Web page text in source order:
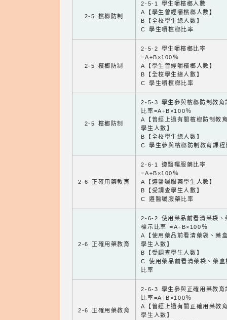
2-5 檳榔防制
2-5-1 學生嚼檳榔人數
A【學生曾經嚼檳榔人數】
B【全校學生總人數】
C 學生嚼檳榔比率
2-5 檳榔防制
2-5-2 學生嚼檳榔比率
=A÷B×100％
A【學生曾經嚼檳榔人數】
B【全校學生總人數】
C 學生嚼檳榔比率
2-5 檳榔防制
2-5-3 學生參與檳榔防制教育
比率=A÷B×100％
A【曾經上過有關檳榔防制教
學生人數】
B【全校學生總人數】
C 學生參與檳榔防制教育課程
2-6 正確用藥教育
2-6-1 遵醫囑服藥比率
=A÷B×100％
A【遵醫囑服藥學生人數】
B【受調查學生人數】
C 遵醫囑服藥比率
2-6 正確用藥教育
2-6-2 使用藥品前看清藥袋、
標示比率 =A÷B×100％
A【使用藥品前看清藥袋、藥
學生人數】
B【受調查學生人數】
C 使用藥品前看清藥袋、藥盒
比率
2-6 正確用藥教育
2-6-3 學生參與正確用藥教育
比率=A÷B×100％
A【曾經上過有關正確用藥教
學生人數】